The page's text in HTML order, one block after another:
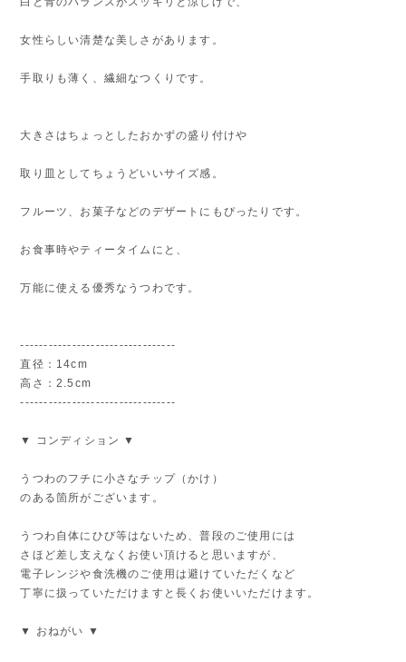
女性らしい清楚な美しさがあります。
手取りも薄く、繊細なつくりです。
大きさはちょっとしたおかずの盛り付けや
取り皿としてちょうどいいサイズ感。
フルーツ、お菓子などのデザートにもぴったりです。
お食事時やティータイムにと、
万能に使える優秀なうつわです。
---------------------------------
直径：14cm
高さ：2.5cm
---------------------------------
▼ コンディション ▼
うつわのフチに小さなチップ（かけ）
のある箇所がございます。
うつわ自体にひび等はないため、普段のご使用には
さほど差し支えなくお使い頂けると思いますが、
電子レンジや食洗機のご使用は避けていただくなど
丁寧に扱っていただけますと長くお使いいただけます。
▼ おねがい ▼